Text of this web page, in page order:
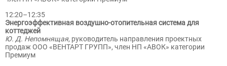
12:20–12:35
Энергоэффективная воздушно-отопительная система для
коттеджей
Ю. Д. Непомнящая, руководитель направления проектных
продаж ООО «ВЕНТАРТ ГРУПП», член НП «АВОК» категории
Премиум